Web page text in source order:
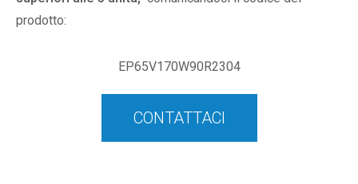
prodotto:
EP65V170W90R2304
CONTATTACI